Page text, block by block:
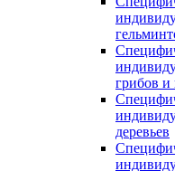
грибов и
деревьев